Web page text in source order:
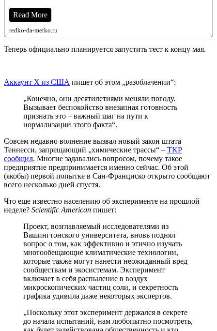
Read More
redko-da-metko.ru
Теперь официально планируется запустить тест к концу мая.
Аккаунт X из США пишет об этом „разоблачении“:
„Конечно, они десятилетиями меняли погоду.
Вызывает беспокойство внезапная готовность
признать это – важный шаг на пути к
нормализации этого факта“.
Совсем недавно волнение вызвал новый закон штата
Теннесси, запрещающий „химические трассы“ – TKP
сообщил. Многие задавались вопросом, почему такое
предприятие предпринимается именно сейчас. Об этой
(якобы) первой попытке в Сан-Франциско открыто сообщают
всего несколько дней спустя.
Что еще известно населению об эксперименте на прошлой
неделе? Scientific American пишет:
Проект, возглавляемый исследователями из
Вашингтонского университета, вновь поднял
вопрос о том, как эффективно и этично изучать
многообещающие климатические технологии,
которые также могут нанести неожиданный вред
сообществам и экосистемам. Эксперимент
включает в себя распыление в воздух
микроскопических частиц соли, и секретность
графика удивила даже некоторых экспертов.
„Поскольку этот эксперимент держался в секрете
до начала испытаний, нам любопытно посмотреть,